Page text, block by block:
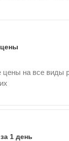
цены на все виды
1 день